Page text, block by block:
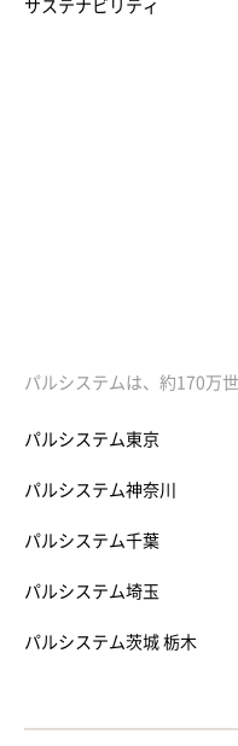
サステナビリティ
パルシステムは、約170万
パルシステム東京
パルシステム神奈川
パルシステム千葉
パルシステム埼玉
パルシステム茨城 栃木